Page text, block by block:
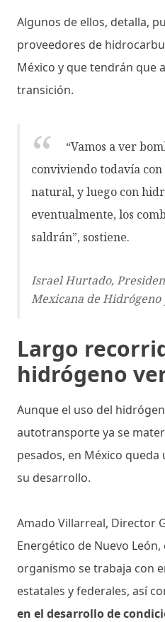
Algunos de ellos, detalla,
proveedores de
México y que tendrán que
transición.
“Vamos a ver
conviviendo todavía
natural, y luego con
eventualmente, los
saldrán”, sostiene.
Israel Hurtado,
Mexicana de
Largo
hidrógeno
Aunque el uso del
autotransporte ya se
pesados, en México
su desarrollo.
Amado Villarreal, Director
Energético de Nuevo
organismo se trabaja con
estatales y federales, así
en el desarrollo de